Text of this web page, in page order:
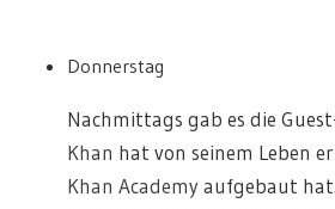
Donnerstag
Nachmittags gab es die
Khan hat von seinem Leben
Khan Academyaufgebaut